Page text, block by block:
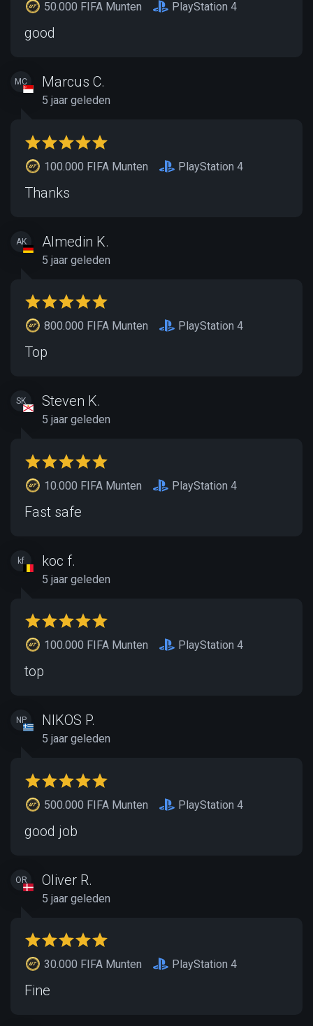
50.000 FIFA Munten PlayStation 4
good
MC Marcus C.
5 jaar geleden
100.000 FIFA Munten PlayStation 4
Thanks
AK Almedin K.
5 jaar geleden
800.000 FIFA Munten PlayStation 4
Top
SK Steven K.
5 jaar geleden
10.000 FIFA Munten PlayStation 4
Fast safe
kf koc f.
5 jaar geleden
100.000 FIFA Munten PlayStation 4
top
NP NIKOS P.
5 jaar geleden
500.000 FIFA Munten PlayStation 4
good job
OR Oliver R.
5 jaar geleden
30.000 FIFA Munten PlayStation 4
Fine